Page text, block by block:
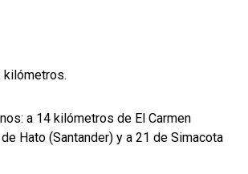
kilómetros.
a 14 kilómetros de El Carmen
Hato (Santander) y a 21 de Simacota